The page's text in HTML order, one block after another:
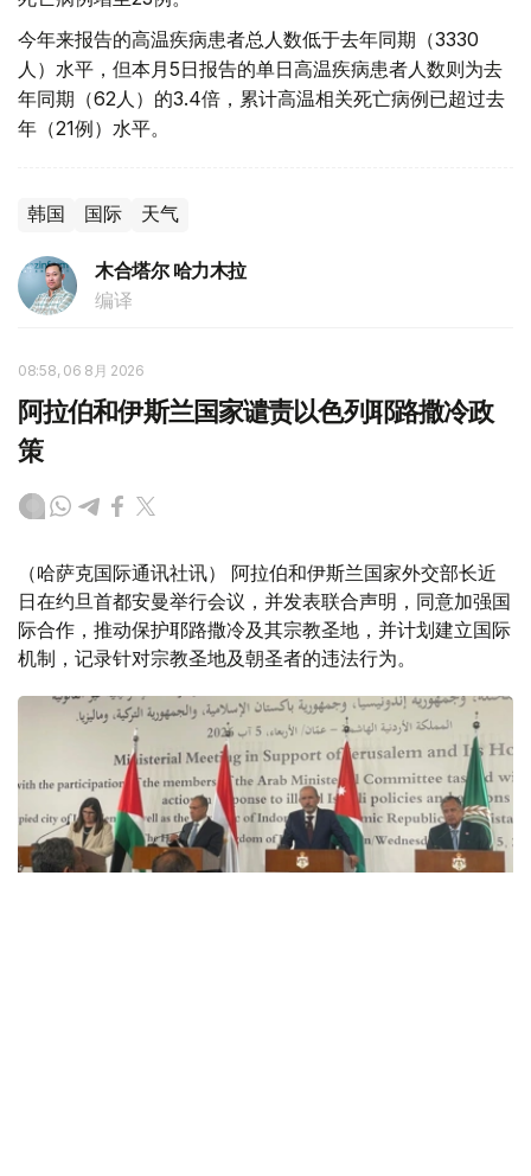
今年来报告的高温疾病患者总人数低于去年同期（3330
人）水平，但本月5日报告的单日高温疾病患者人数则为去
年同期（62人）的3.4倍，累计高温相关死亡病例已超过去
年（21例）水平。
韩国 国际 天气
木合塔尔 哈力木拉
编译
08:58, 06 8月 2026
阿拉伯和伊斯兰国家谴责以色列耶路撒冷政
策
（哈萨克国际通讯社讯） 阿拉伯和伊斯兰国家外交部长近
日在约旦首都安曼举行会议，并发表联合声明，同意加强国
际合作，推动保护耶路撒冷及其宗教圣地，并计划建立国际
机制，记录针对宗教圣地及朝圣者的违法行为。